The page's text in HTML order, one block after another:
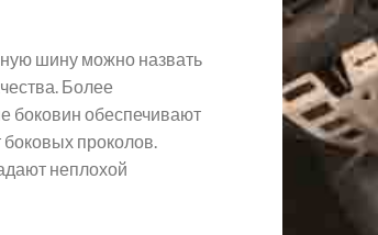
шину можно назвать
Более
боковин обеспечивают
проколов.
неплохой